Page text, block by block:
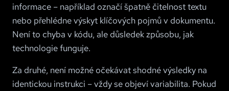
informace – například označí špatně čitelnost textu
nebo přehlédne výskyt klíčových pojmů v dokumentu.
Není to chyba v kódu, ale důsledek způsobu, jak
technologie funguje.
Za druhé, není možné očekávat shodné výsledky na
identickou instrukci – vždy se objeví variabilita. Pokud